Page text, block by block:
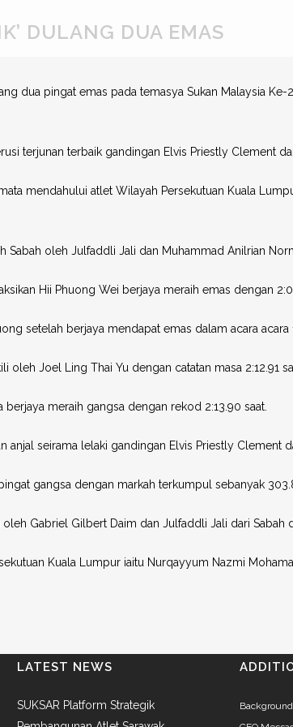
DULANG DUA EMAS
dua pingat emas pada temasya Sukan Malaysia
terjunan terbaik gandingan Elvis Priestly Clement
mendahului atlet Wilayah Persekutuan Kuala
Sabah oleh Julfaddli Jali dan Muhammad Anilrian
Hii Phuong Wei berjaya meraih emas dengan
setelah berjaya mendapat emas dalam acara
oleh Joel Ling Thai Yu dengan catatan masa 2:12.91
meraih gangsa dengan rekod 2:13.90 saat.
anjal seirama lelaki gandingan Elvis Priestly Clement
gangsa dengan markah terkumpul sebanyak
Gabriel Gilbert Daim dan Julfaddli Jali dari Sabah
Kuala Lumpur iaitu Nurqayyum Nazmi
LATEST NEWS
SUKSAR Platform Strategik
Background